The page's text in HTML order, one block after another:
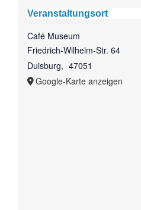
Veranstaltungsort
Café Museum
Friedrich-Wilhelm-Str. 64
Duisburg, 47051
Google-Karte anzeigen